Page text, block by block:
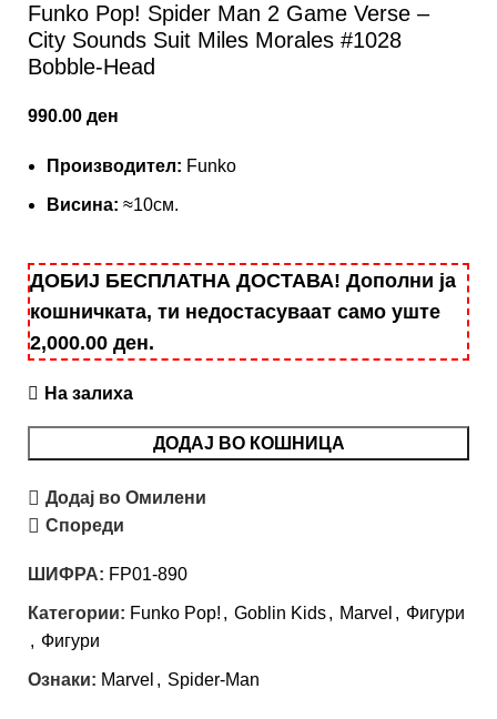
Funko Pop! Spider Man 2 Game Verse –
City Sounds Suit Miles Morales #1028
Bobble-Head
990.00 ден
Производител: Funko
Висина: ≈10см.
ДОБИЈ БЕСПЛАТНА ДОСТАВА! Дополни ја
кошничката, ти недостасуваат само уште
2,000.00 ден.
На залиха
ДОДАЈ ВО КОШНИЦА
Додај во Омилени
Спореди
ШИФРА: FP01-890
Категории: Funko Pop! , Goblin Kids, Marvel , Фигури
, Фигури
Ознаки: Marvel , Spider-Man